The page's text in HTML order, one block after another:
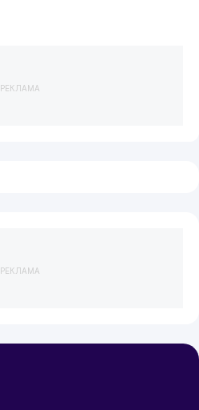
РЕКЛАМА
РЕКЛАМА